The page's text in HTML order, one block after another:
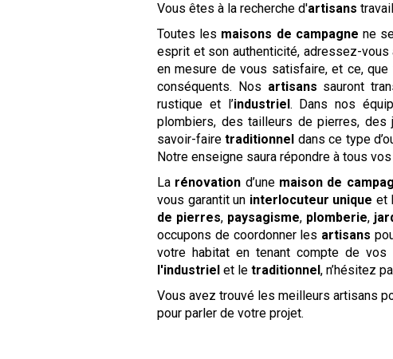
Vous êtes à la recherche d'artisans
Toutes les maisons de campagne ne
esprit et son authenticité, adressez-
en mesure de vous satisfaire, et ce,
conséquents. Nos artisans sauront
rustique et l’industriel . Dans nos
plombiers, des tailleurs de pierres, des
savoir-fairetraditionnel dans ce type
Notre enseigne saura répondre à tous
La rénovation d’une maison de
vous garantit un interlocuteur unique et
de pierres, paysagisme, plomberie,
occupons de coordonner les artisans
votre habitat en tenant compte de
l'industriel et letraditionnel, n’hésitez
Vous avez trouvé les meilleurs artisans
pour parler de votre projet.